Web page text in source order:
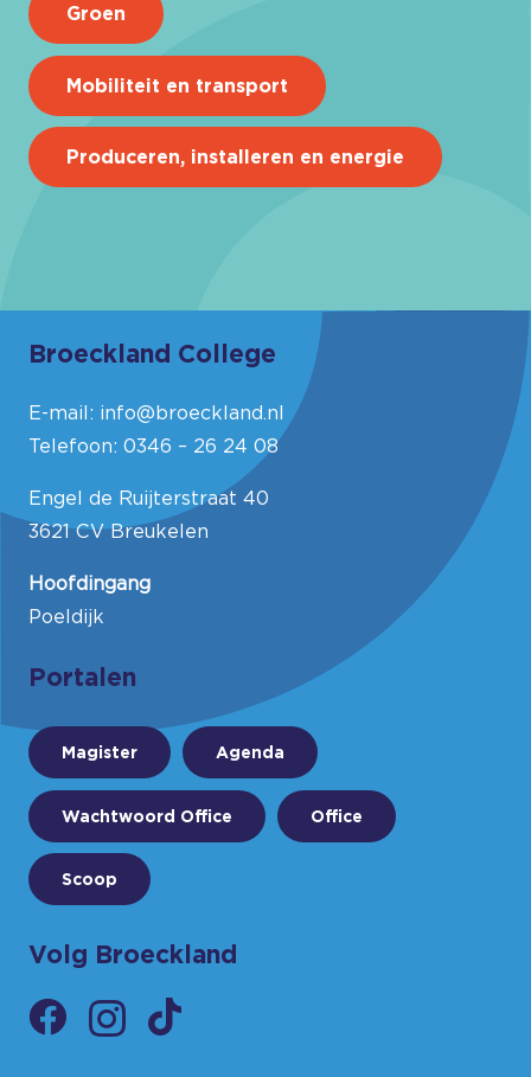
Groen
Mobiliteit en transport
Produceren, installeren en energie
Broeckland College
E-mail: info@broeckland.nl
Telefoon: 0346 – 26 24 08
Engel de Ruijterstraat 40
3621 CV Breukelen
Hoofdingang
Poeldijk
Portalen
Magister Agenda
Wachtwoord Office Office
Scoop
Volg Broeckland